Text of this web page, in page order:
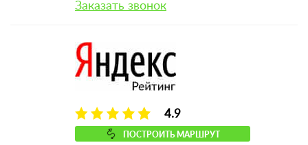
Заказать звонок
4.9
ПОСТРОИТЬ МАРШРУТ